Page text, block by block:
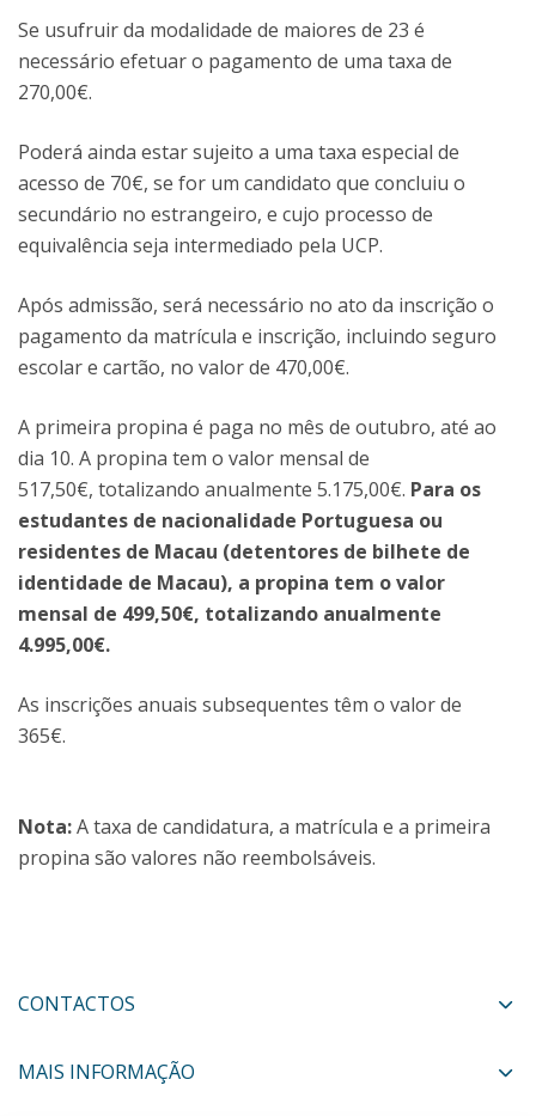
Se usufruir da modalidade de maiores de 23 é
necessário efetuar o pagamento de uma taxa de
270,00€.
Poderá ainda estar sujeito a uma taxa especial de
acesso de 70€, se for um candidato que concluiu o
secundário no estrangeiro, e cujo processo de
equivalência seja intermediado pela UCP.
Após admissão, será necessário no ato da inscrição o
pagamento da matrícula e inscrição, incluindo seguro
escolar e cartão, no valor de 470,00€.
A primeira propina é paga no mês de outubro, até ao
dia 10. A propina tem o valor mensal de
517,50€, totalizando anualmente 5.175,00€. Para os
estudantes de nacionalidade Portuguesa ou
residentes de Macau (detentores de bilhete de
identidade de Macau), a propina tem o valor
mensal de 499,50€, totalizando anualmente
4.995,00€.
As inscrições anuais subsequentes têm o valor de
365€.
Nota:A taxa de candidatura, a matrícula e a primeira
propina são valores não reembolsáveis.
CONTACTOS
MAIS INFORMAÇÃO